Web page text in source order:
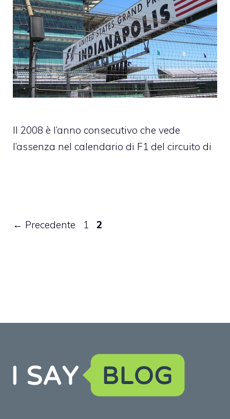
Il 2008 è l’anno consecutivo che vede
l’assenza nel calendario di F1 del circuito di
← Precedente Pagina
1 Pagina
2